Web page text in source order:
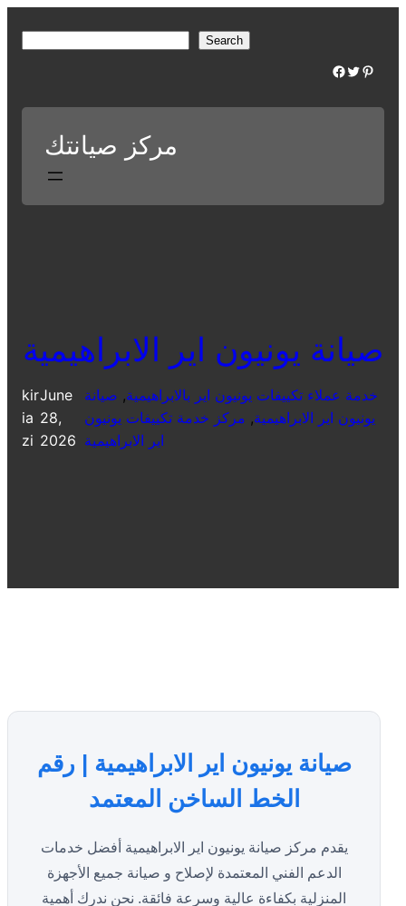
r
Search
Facebook Twitter Pinterest
مركز صيانتك
صيانة يونيون اير الابراهيمية
kir
ia
zi
June
28,
2026
خدمة عملاء تكييفات يونيون اير بالابراهيمية, صيانة
يونيون اير الابراهيمية, مركز خدمة تكييفات يونيون
اير الابراهيمية
صيانة يونيون اير الابراهيمية | رقم
الخط الساخن المعتمد
يقدم مركز صيانة يونيون اير الابراهيمية أفضل خدمات
الدعم الفني المعتمدة لإصلاح و صيانة جميع الأجهزة
المنزلية بكفاءة عالية وسرعة فائقة. نحن ندرك أهمية